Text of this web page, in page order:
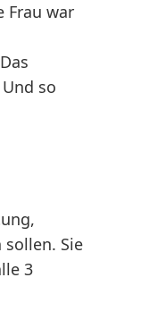
Frau war
so
Sie
3